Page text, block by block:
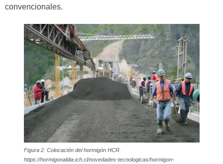
convencionales.
Figura 2. Colocación del hormigón HCR.
https://hormigonaldia.ich.cl/novedades-tecnologicas/hormigon-